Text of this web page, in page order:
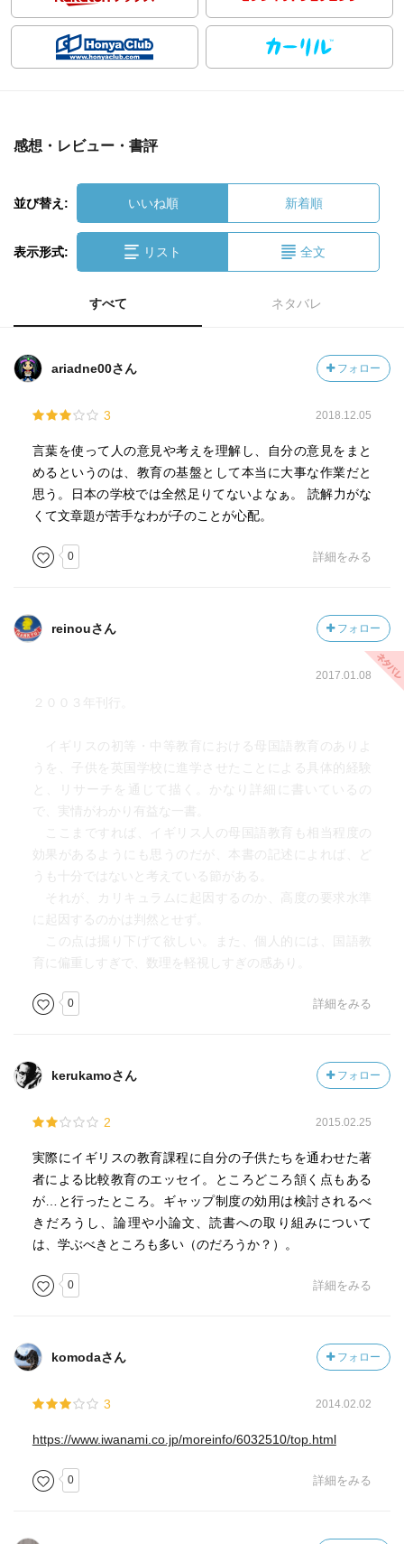
感想・レビュー・書評
並び替え: いいね順 新着順
表示形式: リスト 全文
すべて ネタバレ
ariadne00さん フォロー
3 2018.12.05
言葉を使って人の意見や考えを理解し、自分の意見をまと
めるというのは、教育の基盤として本当に大事な作業だと
思う。日本の学校では全然足りてないよなぁ。 読解力がな
くて文章題が苦手なわが子のことが心配。
0 詳細をみる
reinouさん フォロー
2017.01.08
２００３年刊行。
イギリスの初等・中等教育における母国語教育のありよ
うを、子供を英国学校に進学させたことによる具体的経験
と、リサーチを通じて描く。かなり詳細に書いているの
で、実情がわかり有益な一書。
ここまですれば、イギリス人の母国語教育も相当程度の
効果があるようにも思うのだが、本書の記述によれば、ど
うも十分ではないと考えている節がある。
それが、カリキュラムに起因するのか、高度の要求水準
に起因するのかは判然とせず。
この点は掘り下げて欲しい。また、個人的には、国語教
育に偏重しすぎで、数理を軽視しすぎの感あり。
0 詳細をみる
kerukamoさん フォロー
2 2015.02.25
実際にイギリスの教育課程に自分の子供たちを通わせた著
者による比較教育のエッセイ。ところどころ頷く点もある
が…と行ったところ。ギャップ制度の効用は検討されるべ
きだろうし、論理や小論文、読書への取り組みについて
は、学ぶべきところも多い（のだろうか？）。
0 詳細をみる
komodaさん フォロー
3 2014.02.02
https://www.iwanami.co.jp/moreinfo/6032510/top.html
0 詳細をみる